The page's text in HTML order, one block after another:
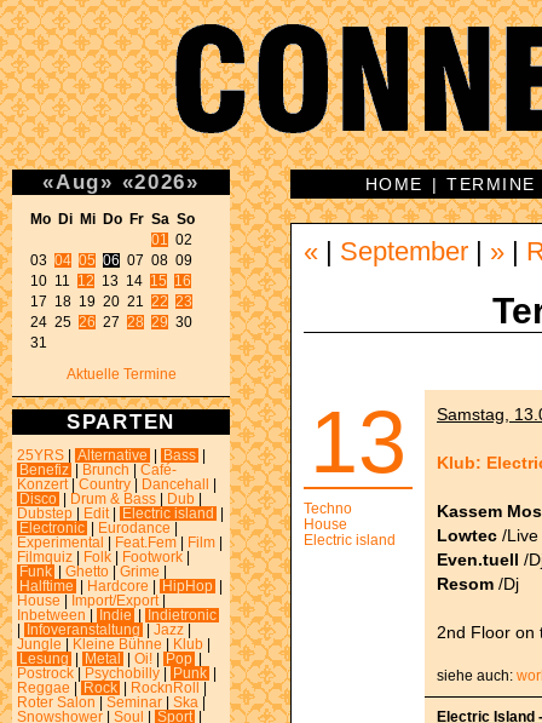
«Aug» «2026»
Mo Di Mi Do Fr Sa So
01
02
03 04 05 06 07 08 09
10 11 12 13 14 15
16
17 18 19 20 21 22 23
24 25 26 27 28 29 30
31
Aktuelle Termine
SPARTEN
25YRS Alternative Bass
Benefiz
Brunch
Café-
Konzert
Country Dancehall
Disco
Drum & Bass Dub
Dubstep
Edit Electric island
Electronic
Eurodance
Experimental
Feat.Fem Film
Filmquiz
Folk Footwork
Funk
Ghetto Grime
Halftime
Hardcore HipHop
House
Import/Export
Inbetween
Indie
Indietronic
Infoveranstaltung Jazz
Jungle
Kleine Bühne Klub
Lesung
Metal Oi! Pop
Postrock
Psychobilly Punk
Reggae
Rock RocknRoll
Roter Salon
Seminar Ska
Snowshower
Soul Sport
HOME |TERMINE
« September »
13
Techno
House
Electric island
Samstag,
Klub:
Kassem
Lowtec /Live
Even.tuell /
Resom /Dj
2nd Floor
siehe auch:
Electric Island